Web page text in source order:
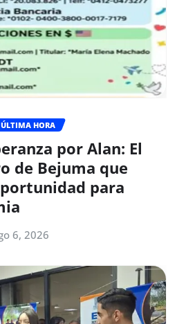
ÚLTIMA HORA
por Alan: El
de Bejuma que
para
6, 2026